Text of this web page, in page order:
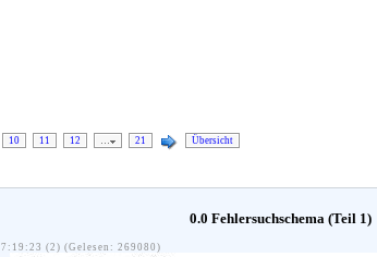
10 11 12 … 21 Übersicht
0.0 Fehlersuchschema (Teil 1)
(2) (Gelesen: 269080)